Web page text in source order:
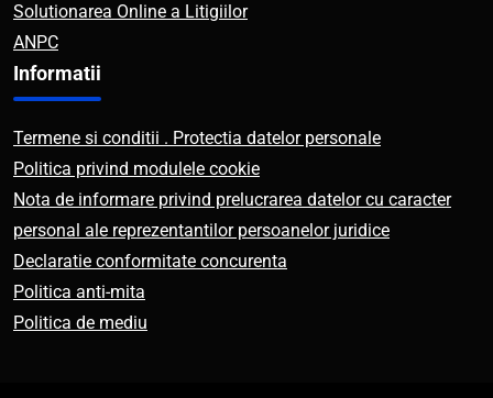
Solutionarea Online a Litigiilor
ANPC
Informatii
Termene si conditii . Protectia datelor personale
Politica privind modulele cookie
Nota de informare privind prelucrarea datelor cu caracter
personal ale reprezentantilor persoanelor juridice
Declaratie conformitate concurenta
Politica anti-mita
Politica de mediu